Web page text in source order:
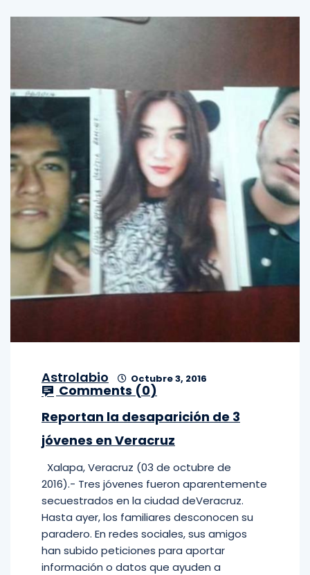
Astrolabio Octubre 3, 2016
Comments (0)
Reportan la desaparición de 3
jóvenes en Veracruz
Xalapa, Veracruz (03 de octubre de
2016).- Tres jóvenes fueron aparentemente
secuestrados en la ciudad deVeracruz.
Hasta ayer, los familiares desconocen su
paradero. En redes sociales, sus amigos
han subido peticiones para aportar
información o datos que ayuden a